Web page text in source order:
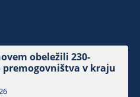
obeležili 230-
premogovništva v kraju